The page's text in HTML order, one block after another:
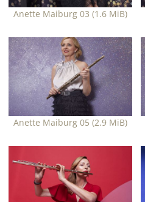
Anette Maiburg 03 (1.6 MiB)
Anette Maiburg 05 (2.9 MiB)